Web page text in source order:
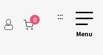
0 :::